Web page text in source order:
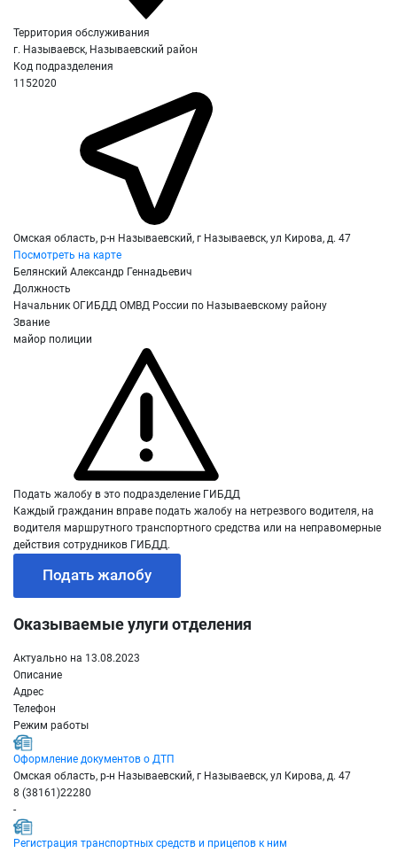
Территория обслуживания
г. Называевск, Называевский район
Код подразделения
1152020
Омская область, р-н Называевский, г Называевск, ул Кирова, д. 47
Посмотреть на карте
Белянский Александр Геннадьевич
Должность
Начальник ОГИБДД ОМВД России по Называевскому району
Звание
майор полиции
Подать жалобу в это подразделение ГИБДД
Каждый гражданин вправе подать жалобу на нетрезвого водителя, на
водителя маршрутного транспортного средства или на неправомерные
действия сотрудников ГИБДД.
Подать жалобу
Оказываемые улуги отделения
Актуально на 13.08.2023
Описание
Адрес
Телефон
Режим работы
Оформление документов о ДТП
Омская область, р-н Называевский, г Называевск, ул Кирова, д. 47
8 (38161)22280
-
Регистрация транспортных средств и прицепов к ним